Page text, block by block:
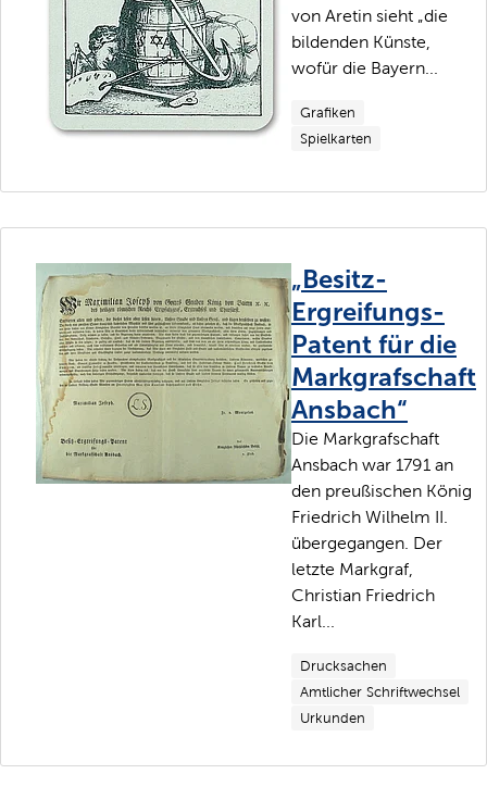
von Aretin sieht „die
bildenden Künste,
wofür die Bayern...
Grafiken
Spielkarten
„Besitz-
Ergreifungs-
Patent für die
Markgrafschaft
Ansbach“
Die Markgrafschaft
Ansbach war 1791 an
den preußischen König
Friedrich Wilhelm II.
übergegangen. Der
letzte Markgraf,
Christian Friedrich
Karl...
Drucksachen
Amtlicher Schriftwechsel
Urkunden